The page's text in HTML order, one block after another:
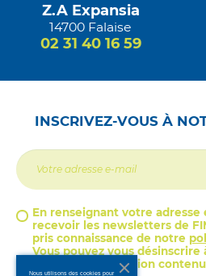
Z.A Expansia
14700 Falaise
02 31 40 16 59
INSCRIVEZ-VOUS À
En renseignant votre adresse
recevoir les newsletters de
pris connaissance de notre
Vous pouvez vous
lien de désinscription
Nous utilisons des cookies pour